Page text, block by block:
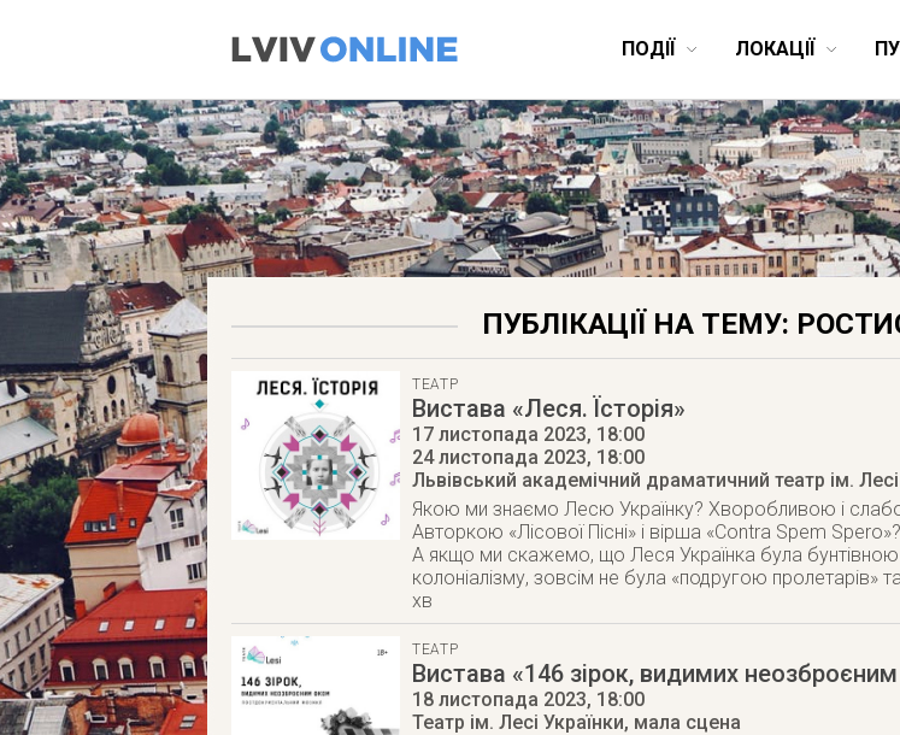
ПОДІЇ ЛОКАЦІЇ
ПУБЛІКАЦІЇ НА ТЕМУ:
ТЕАТР
Вистава «Леся. Їсторія»
17 листопада 2023, 18:00
24 листопада 2023, 18:00
Львівський академічний драматичний театр ім. Лесі
Якою ми знаємо Лесю Українку? Хворобливою і
Авторкою «Лісової Пісні» і вірша «Contra Spem
А якщо ми скажемо, що Леся Українка була
колоніалізму, зовсім не була «подругою пролетарів»
хв
ТЕАТР
Вистава «146 зірок, видимих
18 листопада 2023, 18:00
Театр ім. Лесі Українки, мала сцена